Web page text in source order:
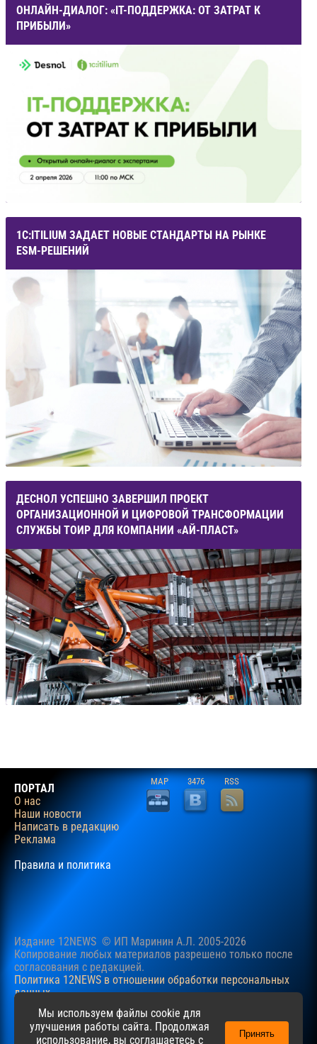
ОНЛАЙН-ДИАЛОГ: «IT-ПОДДЕРЖКА: ОТ ЗАТРАТ К
ПРИБЫЛИ»
1С:ITILIUM ЗАДАЕТ НОВЫЕ СТАНДАРТЫ НА РЫНКЕ
ESM-РЕШЕНИЙ
ДЕСНОЛ УСПЕШНО ЗАВЕРШИЛ ПРОЕКТ
ОРГАНИЗАЦИОННОЙ И ЦИФРОВОЙ ТРАНСФОРМАЦИИ
СЛУЖБЫ ТОИР ДЛЯ КОМПАНИИ «АЙ-ПЛАСТ»
ПОРТАЛ
О нас
Наши новости
Написать в редакцию
Реклама
Правила и политика
MAP 3476 RSS
Издание 12NEWS © ИП Маринин А.Л. 2005-2026
Копирование любых материалов разрешено только после
согласования c редакцией.
Политика 12NEWS в отношении обработки персональных
данных
Наш сайт использует файлы cookie для учучшения
пользовательского опыта. Продолжая просматривать сайт,
вы соглашаетесь с нашейПолитикойв отношении файлов
Мы используем файлы cookie для
улучшения работы сайта. Продолжая
использование, вы соглашаетесь с
Принять